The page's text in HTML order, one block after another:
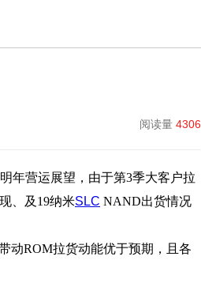
阅读量 4306
年营运展望，由于第3季大客户拉
、及19纳米SLC NAND出货情况
动ROM拉货动能优于预期，且各